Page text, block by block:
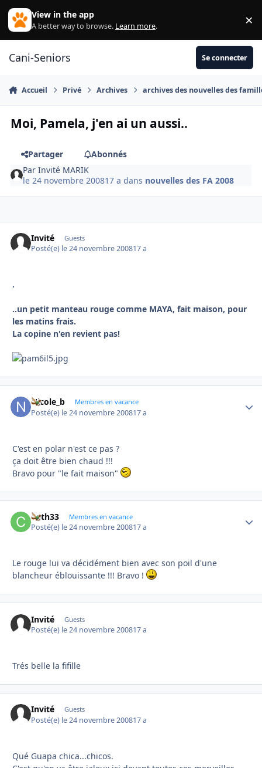
Aller au contenu
View in the app
A better way to browse. Learn more. ×
Cani-Seniors Se connecter
Accueil Privé Archives archives des nouvelles des
Moi, Pamela, j'en ai un aussi..
Partager
Abonnés
ParInvité MARIK
le 24 novembre 200817 a dans nouvelles des FA 2008
Invité Guests
Posté(e) le 24 novembre 200817 a
.
..un petit manteau rouge comme MAYA, fait maison, pour
les matins frais.
La copine n'en revient pas!
Nicole_b Membres en vacance
Posté(e) le 24 novembre 200817 a
C'est en polar n'est ce pas ?
ça doit être bien chaud !!!
Bravo pour "le fait maison"
Cath33 Membres en vacance
Posté(e) le 24 novembre 200817 a
Le rouge lui va décidément bien avec son poil d'une
blancheur éblouissante !!! Bravo !
Invité Guests
Posté(e) le 24 novembre 200817 a
Trés belle la fifille
Invité Guests
Posté(e) le 24 novembre 200817 a
Qué Guapa chica...chicos.